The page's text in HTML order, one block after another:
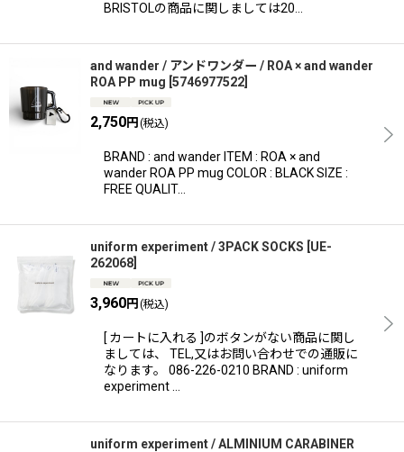
BRISTOLの商品に関しましては20…
and wander / アンドワンダー / ROA × and wander
ROA PP mug 5746977522
2,750円 (税込)
BRAND : and wander ITEM : ROA × and
wander ROA PP mug COLOR : BLACK SIZE :
FREE QUALIT…
uniform experiment / 3PACK SOCKS UE-
262068
3,960円 (税込)
[ カートに入れる ]のボタンがない商品に関し
ましては、 TEL,又はお問い合わせでの通販に
なります。 086-226-0210 BRAND : uniform
experiment …
uniform experiment / ALMINIUM CARABINER